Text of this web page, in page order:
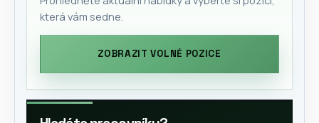
která vám sedne.
ZOBRAZIT VOLNÉ POZICE